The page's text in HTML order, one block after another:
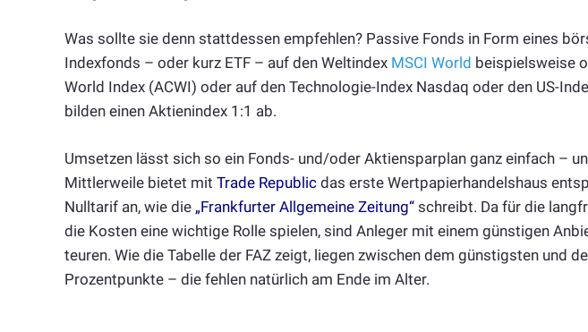
Was sollte sie denn stattdessen empfehlen? Passive Fonds in Form eines
Indexfonds – oder kurz ETF – auf den Weltindex MSCI World beispielsweise
World Index (ACWI) oder auf den Technologie-Index Nasdaq oder den US-
bilden einen Aktienindex 1:1 ab.
Umsetzen lässt sich so ein Fonds- und/oder Aktiensparplan ganz einfach –
Mittlerweile bietet mit Trade Republic das erste Wertpapierhandelshaus
Nulltarif an, wie die „Frankfurter Allgemeine Zeitung“ schreibt. Da für die
die Kosten eine wichtige Rolle spielen, sind Anleger mit einem günstigen
teuren. Wie die Tabelle der FAZ zeigt, liegen zwischen dem günstigsten und
Prozentpunkte – die fehlen natürlich am Ende im Alter.